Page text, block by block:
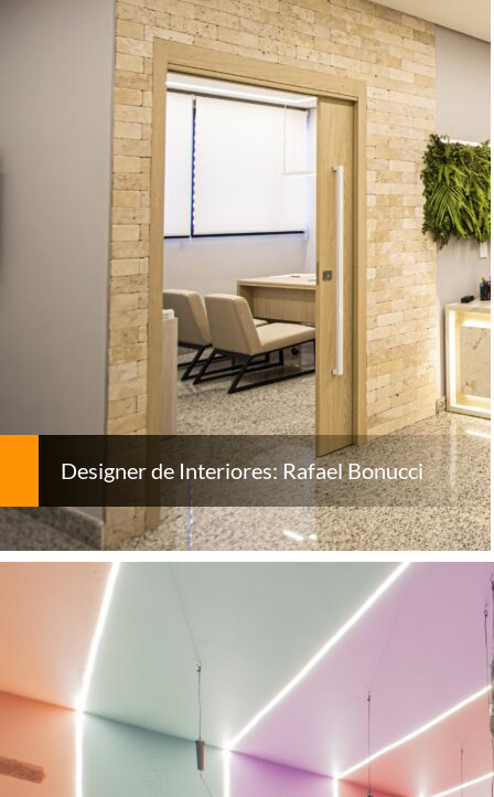
Designer de Interiores: Rafael Bonucci